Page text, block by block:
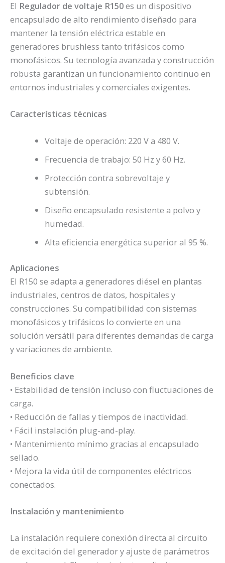
El Regulador de voltaje R150es un dispositivo
encapsulado de alto rendimiento diseñado para
mantener la tensión eléctrica estable en
generadores brushless tanto trifásicos como
monofásicos. Su tecnología avanzada y construcción
robusta garantizan un funcionamiento continuo en
entornos industriales y comerciales exigentes.
Características técnicas
Voltaje de operación: 220 V a 480 V.
Frecuencia de trabajo: 50 Hz y 60 Hz.
Protección contra sobrevoltaje y
subtensión.
Diseño encapsulado resistente a polvo y
humedad.
Alta eficiencia energética superior al 95 %.
Aplicaciones
El R150 se adapta a generadores diésel en plantas
industriales, centros de datos, hospitales y
construcciones. Su compatibilidad con sistemas
monofásicos y trifásicos lo convierte en una
solución versátil para diferentes demandas de carga
y variaciones de ambiente.
Beneficios clave
• Estabilidad de tensión incluso con fluctuaciones de
carga.
• Reducción de fallas y tiempos de inactividad.
• Fácil instalación plug-and-play.
• Mantenimiento mínimo gracias al encapsulado
sellado.
• Mejora la vida útil de componentes eléctricos
conectados.
Instalación y mantenimiento
La instalación requiere conexión directa al circuito
de excitación del generador y ajuste de parámetros